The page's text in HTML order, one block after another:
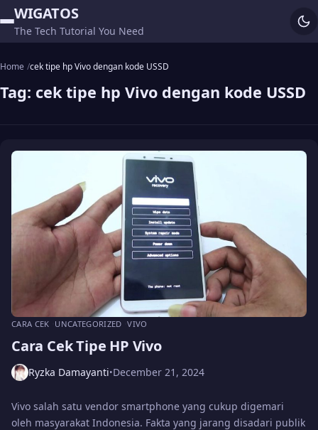
WIGATOS
The Tech Tutorial You Need
Home cek tipe hp Vivo dengan kode USSD
Tag: cek tipe hp Vivo dengan kode USSD
CARA CEK UNCATEGORIZED VIVO
Cara Cek Tipe HP Vivo
Ryzka Damayanti•December 21, 2024
Vivo salah satu vendor smartphone yang cukup digemari
oleh masyarakat Indonesia. Fakta yang jarang disadari publik